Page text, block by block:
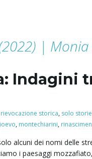
|
Indagini
rievocazione storica, solo
, montechiarini,
alcuni dei nomi delle
i paesaggi